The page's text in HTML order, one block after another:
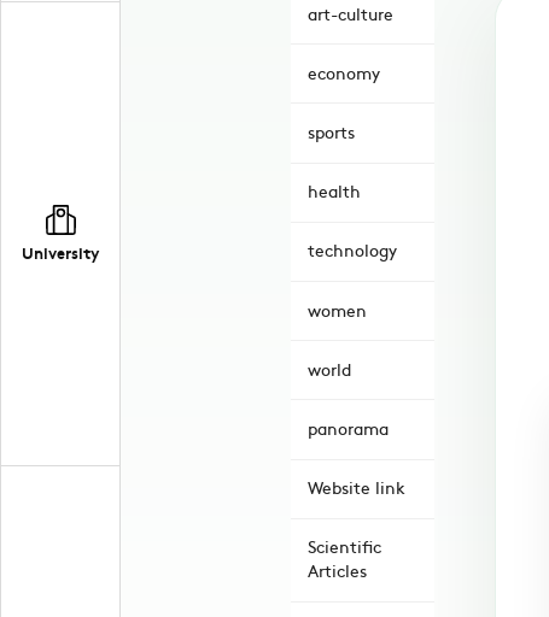
University
art-culture
economy
sports
health
technology
women
world
panorama
Website link
Scientific
Articles